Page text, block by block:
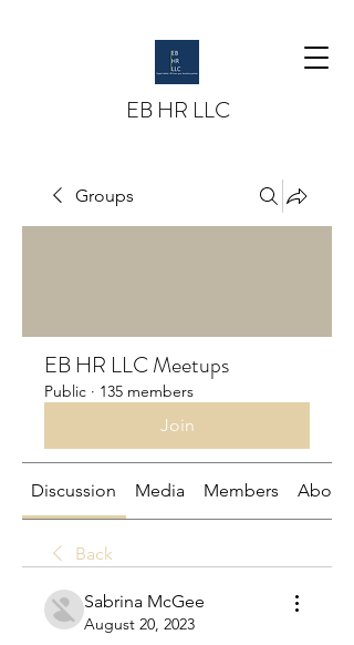
EB HR LLC
Groups
EB HR LLC Meetups
Public · 135 members
Join
Discussion Media Members About
Back
Sabrina McGee
August 20, 2023